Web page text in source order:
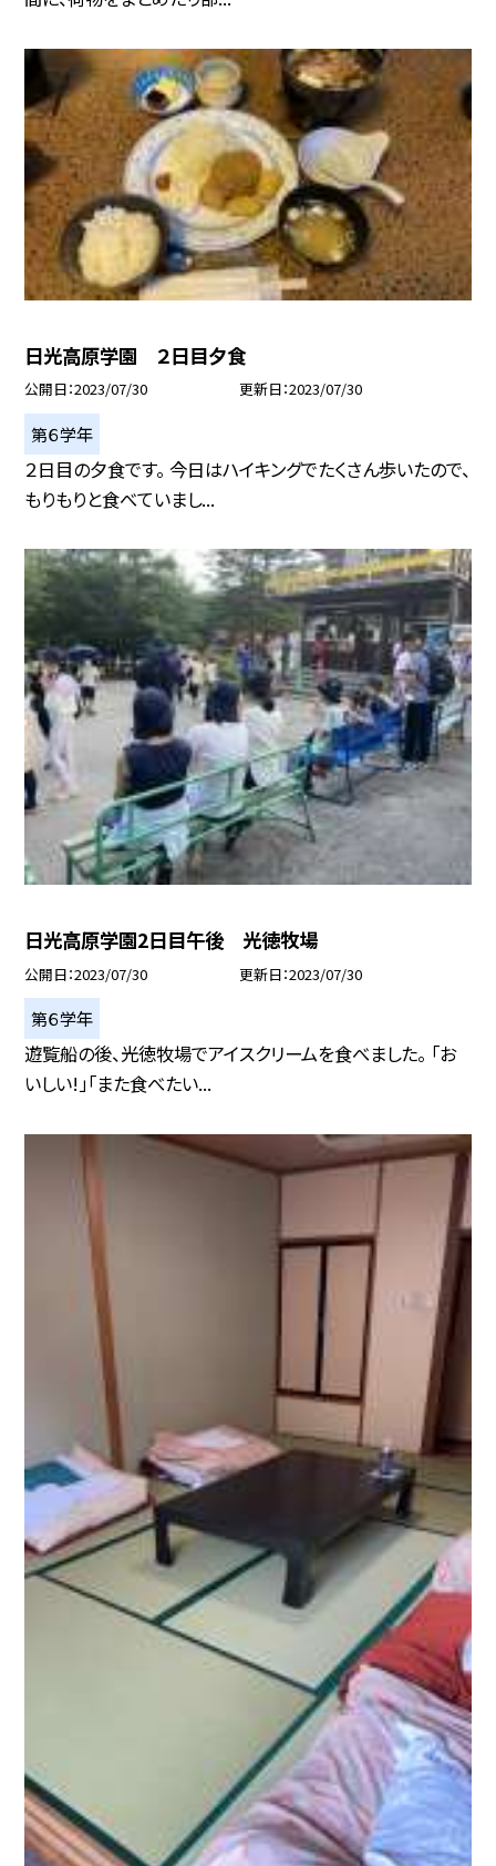
日光高原学園 ２日目夕食
公開日 2023/07/30 更新日 2023/07/30
第６学年
２日目の夕食です。 今日はハイキングでたくさん歩いたので、
もりもりと食べていまし...
日光高原学園2日目午後 光徳牧場
公開日 2023/07/30 更新日 2023/07/30
第６学年
遊覧船の後、光徳牧場でアイスクリームを食べました。 「お
いしい!」「また食べたい...